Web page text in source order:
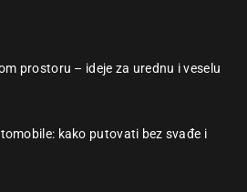
prostoru – ideje za urednu i veselu
kako putovati bez svađe i